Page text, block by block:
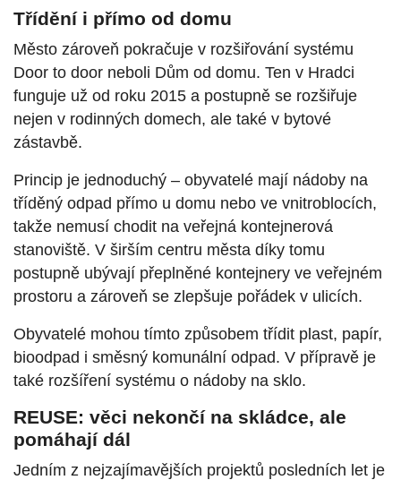
Třídění i přímo od domu
Město zároveň pokračuje v rozšiřování systému
Door to door neboli Dům od domu. Ten v Hradci
funguje už od roku 2015 a postupně se rozšiřuje
nejen v rodinných domech, ale také v bytové
zástavbě.
Princip je jednoduchý – obyvatelé mají nádoby na
tříděný odpad přímo u domu nebo ve vnitroblocích,
takže nemusí chodit na veřejná kontejnerová
stanoviště. V širším centru města díky tomu
postupně ubývají přeplněné kontejnery ve veřejném
prostoru a zároveň se zlepšuje pořádek v ulicích.
Obyvatelé mohou tímto způsobem třídit plast, papír,
bioodpad i směsný komunální odpad. V přípravě je
také rozšíření systému o nádoby na sklo.
REUSE: věci nekončí na skládce, ale
pomáhají dál
Jedním z nejzajímavějších projektů posledních let je